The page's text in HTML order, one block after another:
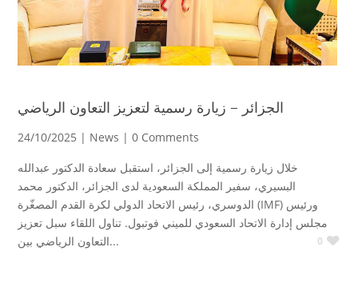
الجزائر – زيارة رسمية لتعزيز التعاون الرياضي
24/10/2025 | News | 0 Comments
خلال زيارة رسمية إلى الجزائر، استقبل سعادة الدكتور عبدالله
البسيري، سفير المملكة السعودية لدى الجزائر، الدكتور محمد
الدوسري، رئيس الاتحاد الدولي لكرة القدم المصغّرة (IMF) ورئيس
مجلس إدارة الاتحاد السعودي للميني فوتبول. تناول اللقاء سبل تعزيز
التعاون الرياضي بين...
0